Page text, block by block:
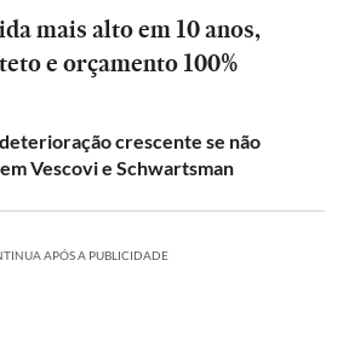
mais alto em 10 anos,
e orçamento 100%
crescente se não
Vescovi e Schwartsman
APÓS A PUBLICIDADE